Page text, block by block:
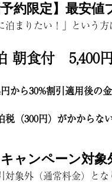
予約限定】最安値
泊まりたい！」という
朝食付 5,400
から30%割引適用後の金
（300円）がかからな
ャンペーン対象
象外（通常料金）とな